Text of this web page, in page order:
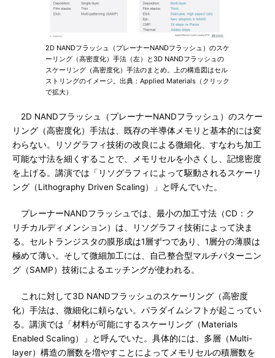
2D NANDフラッシュ（プレーナーNANDフラッシュ）のスケ
ーリング（高密度化）手法（左）と3D NANDフラッシュの
スケーリング（高密度化）手法のまとめ。上の構造図はセル
ストリングのイメージ。出典：Applied Materials（クリック
で拡大）
2D NANDフラッシュ（プレーナーNANDフラッシュ）のスケー
リング（高密度化）手法は、既存の半導体メモリと基本的には変
わらない。リソグラフィ技術の改良による微細化、すなわち加工
可能な寸法を細くすることで、メモリセルを小さくし、記憶密度
を上げる。講演では「リソグラフィによって駆動されるスケーリ
ング（Lithography Driven Scaling）」と呼んでいた。
プレーナーNANDフラッシュでは、最小の加工寸法（CD：ク
リチカルディメンション）は、リソグラフィ技術によって決ま
る。セルトランジスタの膜形成は1層ずつであり、1層分の薄膜は
極めて薄い。そして微細加工には、自己整合型マルチパターニン
グ（SAMP）技術によるエッチングが使われる。
これに対して3D NANDフラッシュのスケーリング（高密度
化）手法は、微細化に頼らない。パラダイムシフトが起こってい
る。講演では「材料が可能にするスケーリング（Materials
Enabled Scaling）」と呼んでいた。具体的には、多層（Multi-
layer）構造の層数を増やすことによってメモリセルの積層数を